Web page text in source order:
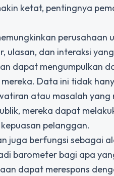
ketat, pentingnya
perusahaan
ulasan, dan interaksi
dapat mengumpulkan
Data ini tidak
atau masalah yang
mereka dapat
pelanggan.
juga berfungsi sebagai
barometer bagi apa
dapat merespons